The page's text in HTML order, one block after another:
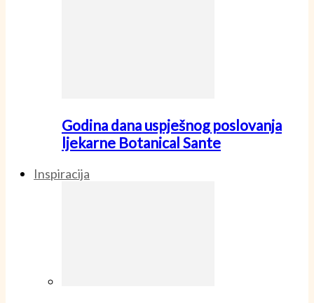
Godina dana uspješnog poslovanja
ljekarne Botanical Sante
Inspiracija